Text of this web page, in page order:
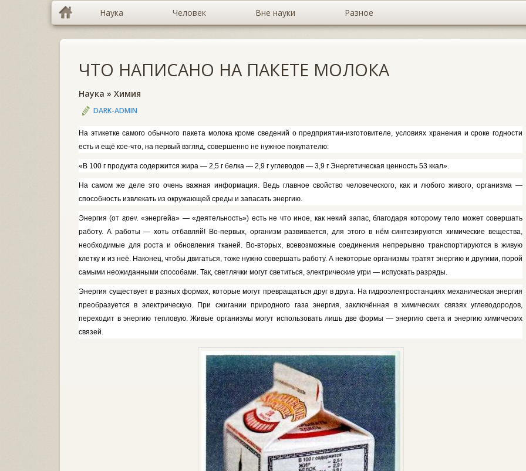
Наука Человек Вне науки Разное
ЧТО НАПИСАНО НА ПАКЕТЕ МОЛОКА
Наука » Химия
DARK-ADMIN
На этикетке самого обычного пакета молока кроме сведений о предпри­ятии-изготовителе, условиях хране­ния и сроке годности
есть и ещё кое-что, на первый взгляд, совершенно не нужное покупателю:
«В 100 г продукта содержится жира — 2,5 г белка — 2,9 г углеводов — 3,9 г Энергетическая ценность 53 ккал».
На самом же деле это очень важ­ная информация. Ведь главное свой­ство человеческого, как и любого живого, организма —
способность из­влекать из окружающей среды и запа­сать энергию.
Энергия (от греч.«энергейа» — «деятельность») есть не что иное, как некий запас, благодаря которому те­ло может совершать
работу. А рабо­ты — хоть отбавляй! Во-первых, ор­ганизм развивается, для этого в нём синтезируются химические вещества,
необходимые для роста и обновления тканей. Во-вторых, всевозможные со­единения непрерывно транспортиру­ются в живую
клетку и из неё. Нако­нец, чтобы двигаться, тоже нужно совершать работу. А некоторые орга­низмы тратят энергию и другими, по­рой
самыми неожиданными способа­ми. Так, светлячки могут светиться, электрические угри — испускать раз­ряды.
Энергия существует в разных фор­мах, которые могут превращаться друг в друга. На гидроэлектростанциях механическая энергия
преобразу­ется в электрическую. При сжигании природного газа энергия, заключён­ная в химических связях углеводоро­дов,
переходит в энергию тепловую. Живые организмы могут использо­вать лишь две формы — энергию све­та и энергию химических
связей.